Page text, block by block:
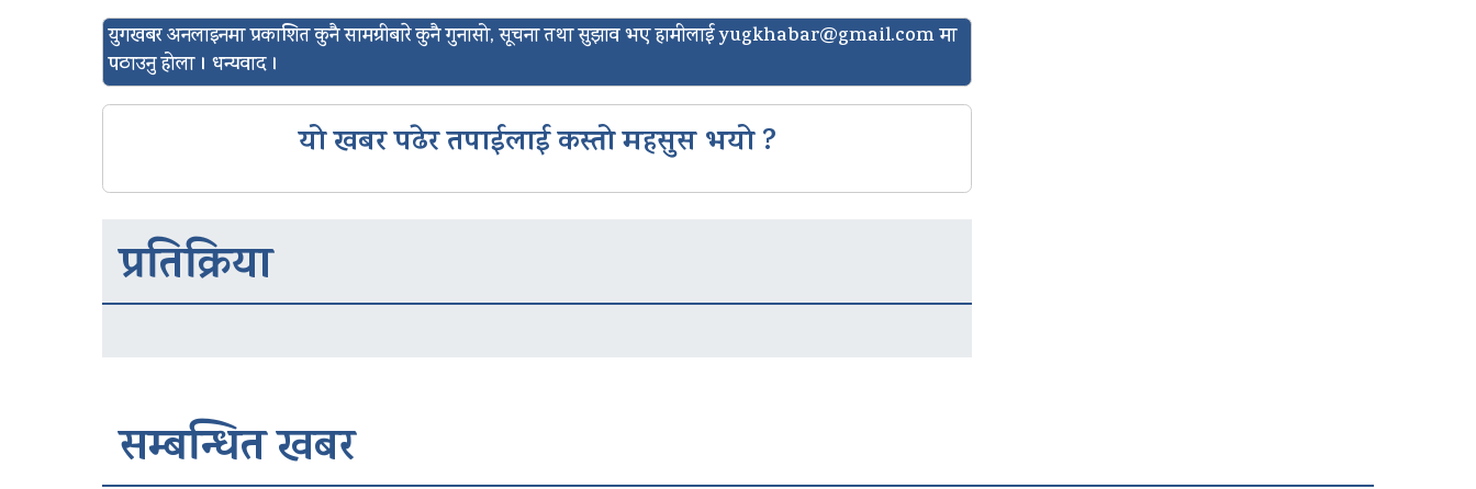
युगखबर अनलाइनमा प्रकाशित कुनै सामग्रीबारे कुनै गुनासो, सूचना तथा सुझाव भए हामीलाईyugkhabar@gmail.comमा
पठाउनु होला । धन्यवाद ।
यो खबर पढेर तपाईलाई कस्तो महसुस भयो ?
प्रतिक्रिया
सम्बन्धित खबर